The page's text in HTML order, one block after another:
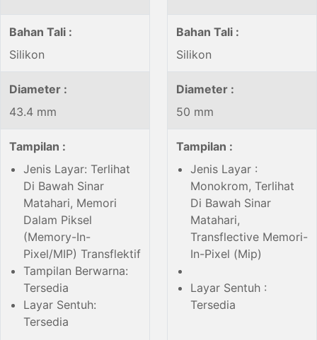
Bahan Tali :
Silikon
Bahan Tali :
Silikon
Diameter :
43.4 mm
Diameter :
50 mm
Tampilan :
Jenis Layar: Terlihat
Di Bawah Sinar
Matahari, Memori
Dalam Piksel
(Memory-In-
Pixel/MIP) Transflektif
Tampilan Berwarna:
Tersedia
Layar Sentuh:
Tersedia
Tampilan :
Jenis Layar :
Monokrom, Terlihat
Di Bawah Sinar
Matahari,
Transflective Memori-
In-Pixel (Mip)
Layar Sentuh :
Tersedia